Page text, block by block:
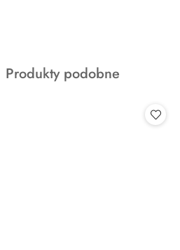
Produkty
Produkty podobne